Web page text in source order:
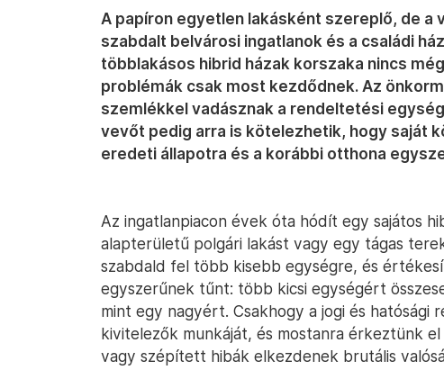
A papíron egyetlen lakásként szereplő, de a
szabdalt belvárosi ingatlanok és a családi
többlakásos hibrid házak korszaka nincs
problémák csak most kezdődnek. Az
szemlékkel vadásznak a rendeltetési
vevőt pedig arra is kötelezhetik, hogy saját
eredeti állapotra és a korábbi otthona
Az ingatlanpiacon évek óta hódít egy sajátos
alapterületű polgári lakást vagy egy tágas
szabdald fel több kisebb egységre, és
egyszerűnek tűnt: több kicsi egységért
mint egy nagyért. Csakhogy a jogi és hatósági
kivitelezők munkáját, és mostanra érkeztünk
vagy szépített hibák elkezdenek brutális